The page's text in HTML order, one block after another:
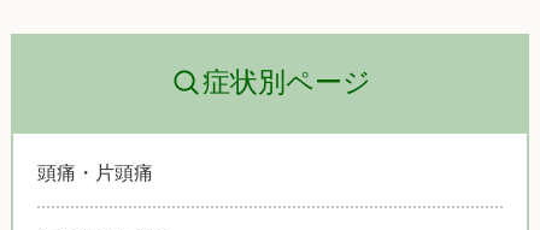
症状別ページ
頭痛・片頭痛